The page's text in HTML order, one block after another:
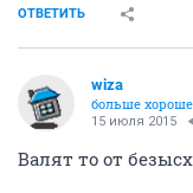
ОТВЕТИТЬ
wiza
больше
15 июля 2015
Валят то от